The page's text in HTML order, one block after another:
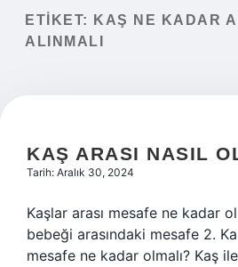
Yasal Uyarı
ETIKET:
KAŞ NE KADAR
ALINMALI
KAŞ ARASI NASIL
Tarih: Aralık 30, 2024
Kaşlar arası mesafe ne kadar
bebeği arasındaki mesafe 2.
mesafe ne kadar olmalı? Kaş